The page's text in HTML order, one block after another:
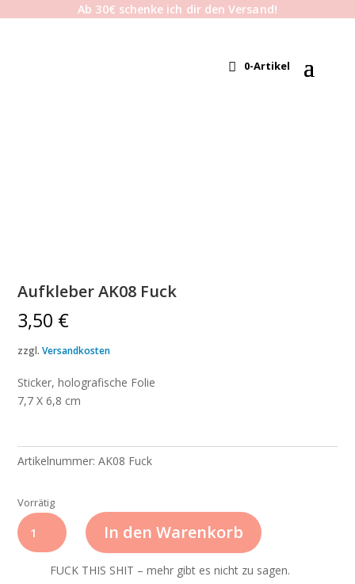
Ab 30€ schenke ich dir den Versand!
0-Artikel
Aufkleber AK08 Fuck
3,50 €
zzgl.Versandkosten
Sticker, holografische Folie
7,7 X 6,8 cm
Artikelnummer:AK08 Fuck
Vorrätig
Aufkleber
AK08
Fuck
Menge
In den Warenkorb
FUCK THIS SHIT – mehr gibt es nicht zu sagen.